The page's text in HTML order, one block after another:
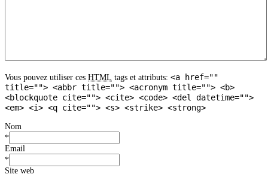
Vous pouvez utiliser ces HTML tags et attributs: <a href=""
title=""> <abbr title=""> <acronym title=""> <b>
<blockquote cite=""> <cite> <code> <del datetime="">
<em> <i> <q cite=""> <s> <strike> <strong>
Nom
*
Email
*
Site web